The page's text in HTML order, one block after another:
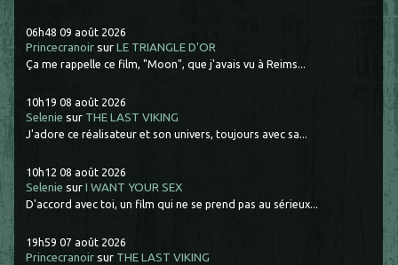
06h48 09 août 2026
Princecranoir surLE TRIANGLE D'OR
Ça me rappelle ce film, "Moon", que j'avais vu à Reims...
10h19 08 août 2026
Selenie sur THE LAST VIKING
J'adore ce réalisateur et son univers, toujours avec sa...
10h12 08 août 2026
Selenie surI WANT YOUR SEX
D'accord avec toi, un film qui ne se prend pas au sérieux...
19h59 07 août 2026
Princecranoir sur THE LAST VIKING